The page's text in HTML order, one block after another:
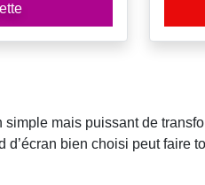
mais puissant de
bien choisi peut faire